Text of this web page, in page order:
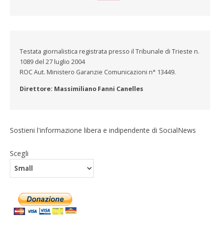
Testata giornalistica registrata presso il Tribunale di Trieste n.
1089 del 27 luglio 2004
ROC Aut. Ministero Garanzie Comunicazioni n° 13449.
Direttore: Massimiliano Fanni Canelles
Sostieni l'informazione libera e indipendente di SocialNews
Scegli